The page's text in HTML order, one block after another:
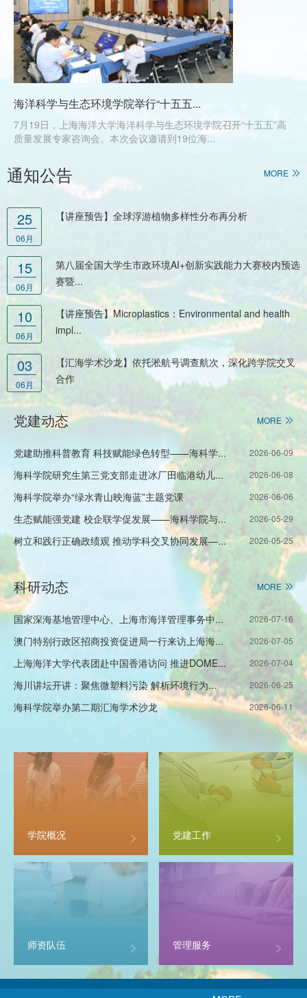
海洋科学与生态环境学院举行“十五五...
7月19日，上海海洋大学海洋科学与生态环境学院召开“十五五”高
质量发展专家咨询会。本次会议邀请到19位海...
通知公告 MORE
25
06月
【讲座预告】全球浮游植物多样性分布再分析
15
06月
第八届全国大学生市政环境AI+创新实践能力大赛校内预选
赛暨...
10
06月
【讲座预告】Microplastics：Environmental and health
impl...
03
06月
【汇海学术沙龙】依托淞航号调查航次，深化跨学院交叉
合作
党建动态 MORE
党建助推科普教育 科技赋能绿色转型——海科学... 2026-06-09
海科学院研究生第三党支部走进冰厂田临港幼儿... 2026-06-08
海科学院举办“绿水青山映海蓝”主题党课 2026-06-06
生态赋能强党建 校企联学促发展——海科学院与... 2026-05-29
树立和践行正确政绩观 推动学科交叉协同发展—... 2026-05-25
科研动态 MORE
国家深海基地管理中心、上海市海洋管理事务中... 2026-07-16
澳门特别行政区招商投资促进局一行来访上海海... 2026-07-05
上海海洋大学代表团赴中国香港访问 推进DOME... 2026-07-04
海川讲坛开讲：聚焦微塑料污染 解析环境行为... 2026-06-25
海科学院举办第二期汇海学术沙龙 2026-06-11
学院概况 > 党建工作 >
师资队伍 > 管理服务 >